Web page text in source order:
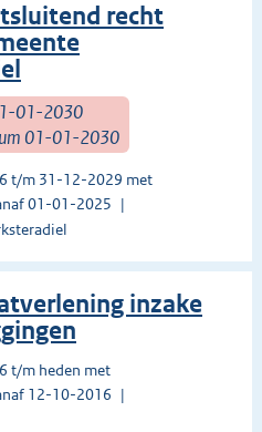
recht
01-2030
01-01-2030
t/m 31-12-2029 met
01-01-2025
inzake
t/m heden met
12-10-2016